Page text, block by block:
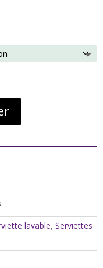
lavable, Serviettes